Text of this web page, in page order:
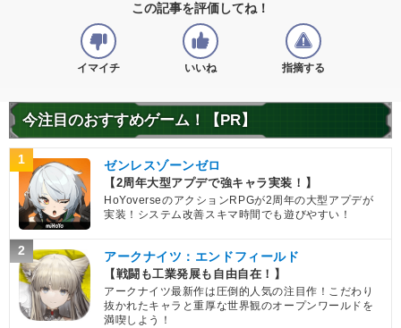
セル（第二形態）
7.0 /10点
【一致するリンクスキル(
未来からの使者
BOSSキャラ
超激戦
人造人間/セル編
変身強化
時空を超えし者
人工生命体
世界の混乱
【発動リンク効果】 ※発動条件あり
・ATK+45%
・DEF+25%
【一致するリンクスキル(4)】
未来からの使者
この記事を評価してね！
イマイチ いいね 指摘する
今注目のおすすめゲーム！【PR】
1 ゼンレスゾーンゼロ
【2周年大型アプデで強キャラ実装！】
HoYoverseのアクションRPGが2周年の大型アプデが
実装！システム改善スキマ時間でも遊びやすい！
2 アークナイツ：エンドフィールド
【戦闘も工業発展も自由自在！】
アークナイツ最新作は圧倒的人気の注目作！こだわり
抜かれたキャラと重厚な世界観のオープンワールドを
満喫しよう！